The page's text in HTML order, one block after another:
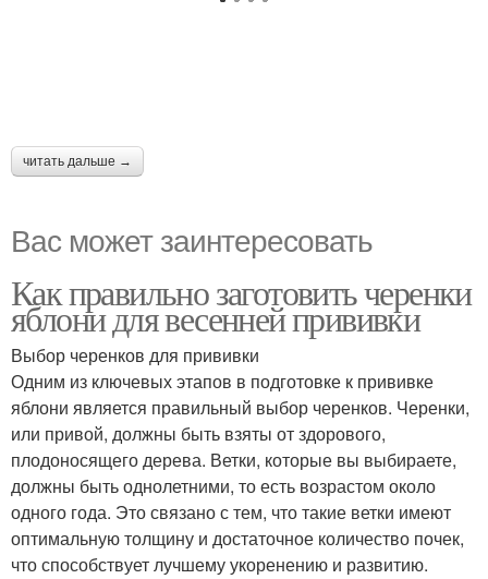
читать дальше →
Вас может заинтересовать
Как правильно заготовить черенки
яблони для весенней прививки
Выбор черенков для прививки
Одним из ключевых этапов в подготовке к прививке
яблони является правильный выбор черенков. Черенки,
или привой, должны быть взяты от здорового,
плодоносящего дерева. Ветки, которые вы выбираете,
должны быть однолетними, то есть возрастом около
одного года. Это связано с тем, что такие ветки имеют
оптимальную толщину и достаточное количество почек,
что способствует лучшему укоренению и развитию.